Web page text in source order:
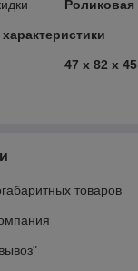
Роликовая
47 х 82 х
товаров